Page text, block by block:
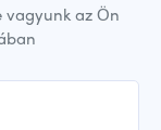
az Ön